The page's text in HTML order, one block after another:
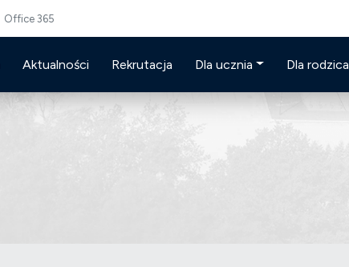
Office 365
Aktualności Rekrutacja Dla ucznia Dla rodzica